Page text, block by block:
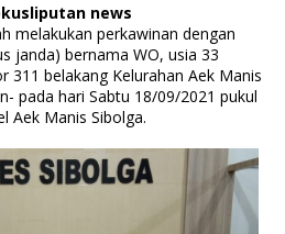
news
melakukan perkawinan dengan
janda) bernama WO, usia 33
311 belakang Kelurahan Aek Manis
pada hari Sabtu 18/09/2021 pukul
Aek Manis Sibolga.